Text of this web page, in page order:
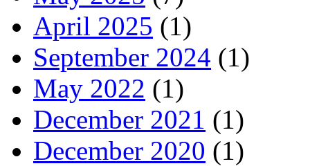
April 2025 (1)
September 2024 (1)
May 2022 (1)
December 2021 (1)
December 2020 (1)